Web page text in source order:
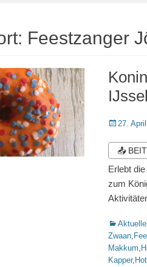
Feestzanger
27.
📤
Erlebt
zum
Kategorien
Zwaan,
Makkum,
Kapper,